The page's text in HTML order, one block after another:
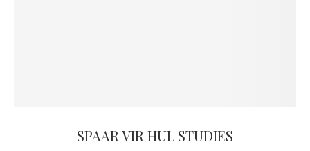
SPAAR VIR HUL STUDIES